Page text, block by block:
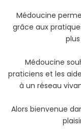
Médoucine
grâce aux
Médoucine
praticiens et les
à un réseau
Alors bienvenue